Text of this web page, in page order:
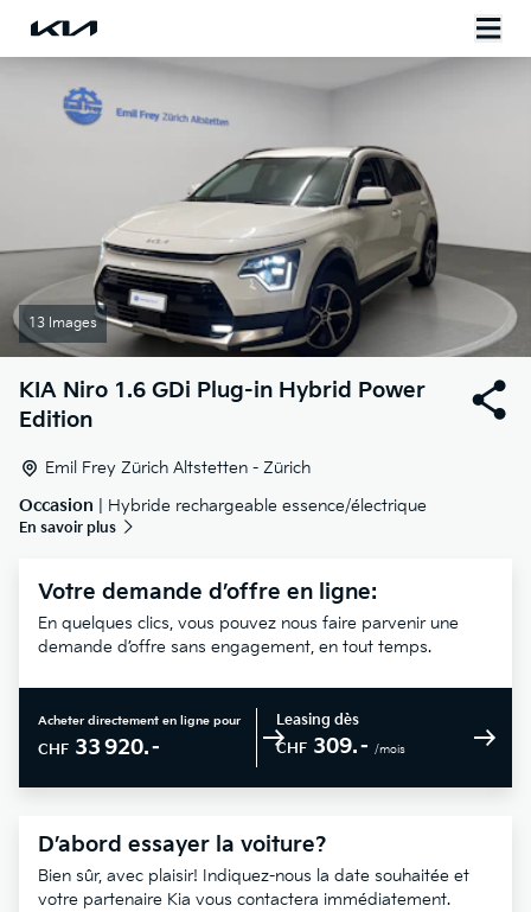
13 Images
KIA Niro 1.6 GDi Plug-in Hybrid Power
Edition
Emil Frey Zürich Altstetten - Zürich
Occasion | Hybride rechargeable essence/électrique
En savoir plus
Votre demande d’offre en ligne:
En quelques clics, vous pouvez nous faire parvenir une
demande d’offre sans engagement, en tout temps.
Acheter directement en ligne pour
CHF 33 920.–
Leasing dès
CHF 309.– /mois
D’abord essayer la voiture?
Bien sûr, avec plaisir! Indiquez-nous la date souhaitée et
votre partenaire Kia vous contactera immédiatement.